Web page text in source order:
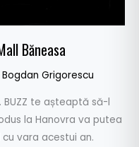
Băneasa
Bogdan Grigorescu
BUZZ te așteaptă să-l
la Hanovra va putea
vara acestui an.